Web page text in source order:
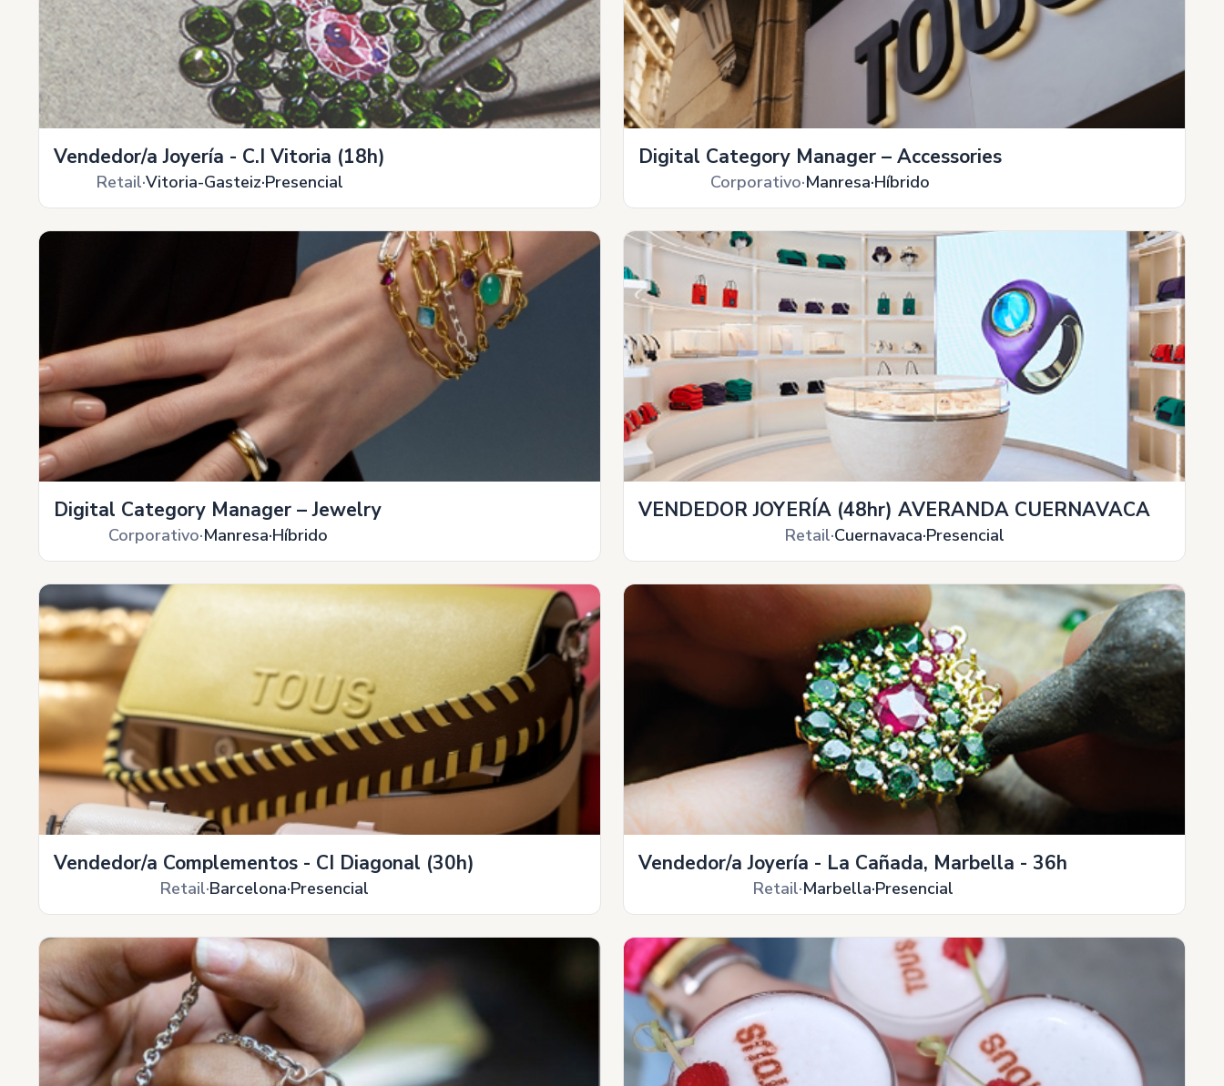
Vendedor/a Joyería - C.I Vitoria (18h)
Retail Vitoria-Gasteiz Presencial
Digital Category Manager – Accessories
Corporativo Manresa Híbrido
Digital Category Manager – Jewelry
Corporativo Manresa Híbrido
VENDEDOR JOYERÍA (48hr) AVERANDA CUERNAVACA
Retail Cuernavaca Presencial
Vendedor/a Complementos - CI Diagonal (30h)
Retail Barcelona Presencial
Vendedor/a Joyería - La Cañada, Marbella - 36h
Retail Marbella Presencial